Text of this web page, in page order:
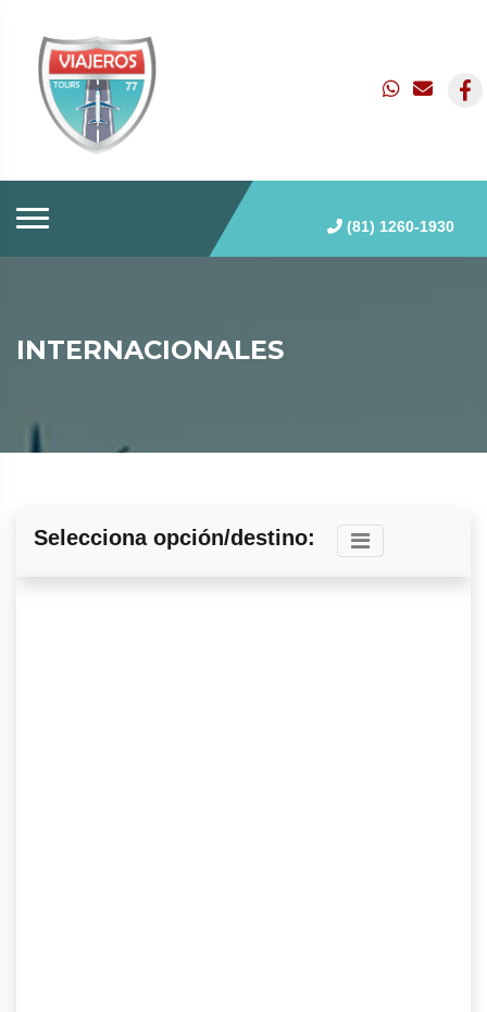
(81) 1260-1930
INTERNACIONALES
Selecciona opción/destino: